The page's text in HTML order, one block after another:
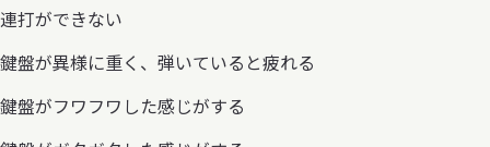
連打ができない
鍵盤が異様に重く、弾いていると疲れる
鍵盤がフワフワした感じがする